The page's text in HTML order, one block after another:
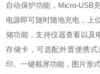
自动保护功能，Micro-USB
电源即可随时随地充电，上
储功能，支持仪器查看以及
存储卡，可选配外置便携
印。一键截屏功能，图片形